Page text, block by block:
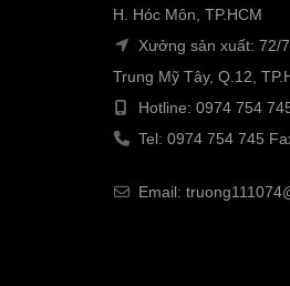
H. Hóc Môn, TP.HCM
Xưởng sản xuất: 72/
Trung Mỹ Tây, Q.12,
Hotline: 0974 754
Tel: 0974 754 745
Email: